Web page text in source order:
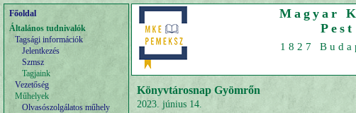
Magyar
1827
Főoldal
Általános tudnivalók
Tagsági információk
Jelentkezés
Szmsz
Tagjaink
Vezetőség
Műhelyek
Olvasószolgálatos műhely
Könyvtárosnap Gyömrőn
2023. június 14.